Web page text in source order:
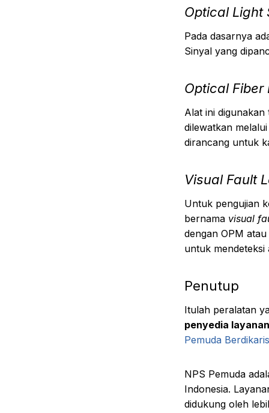
Optical Light
Pada dasarnya
Sinyal yang
Optical Fiber
Alat ini
dilewatkan
dirancang untuk
Visual Fault
Untuk pengujian
bernama visual
dengan OPM
untuk mendeteksi
Penutup
Itulah peralatan
penyedia
Pemuda
NPS Pemuda
Indonesia.
didukung oleh